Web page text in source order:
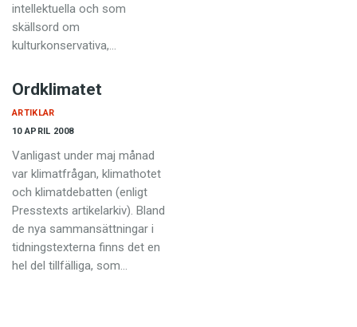
Annonsera
Prenumerera
Press
intellektuella och som
skällsord om
kulturkonservativa,…
Ordklimatet
10 APRIL 2008
ARTIKLAR
Vanligast under maj månad
var klimatfrågan, klimathotet
och klimatdebatten (enligt
Presstexts artikelarkiv). Bland
de nya sammansättningar i
tidnings­texterna finns det en
hel del till­fälliga, som…